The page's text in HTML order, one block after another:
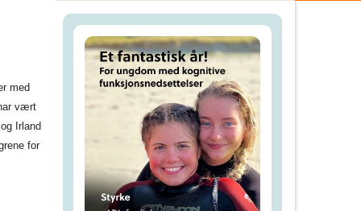
med
vært
Irland
for